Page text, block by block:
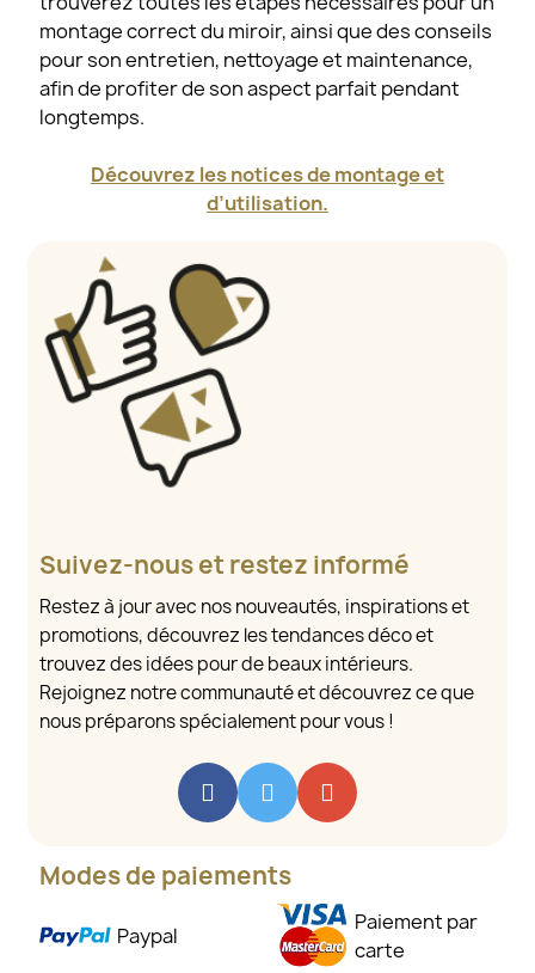
montage correct du miroir, ainsi que des conseils
pour son entretien, nettoyage et maintenance,
afin de profiter de son aspect parfait pendant
longtemps.
Découvrez les notices de montage et
d’utilisation.
Suivez-nous et restez informé
Restez à jour avec nos nouveautés, inspirations et
promotions, découvrez les tendances déco et
trouvez des idées pour de beaux intérieurs.
Rejoignez notre communauté et découvrez ce que
nous préparons spécialement pour vous !
Modes de paiements
Paypal
Paiement par
carte